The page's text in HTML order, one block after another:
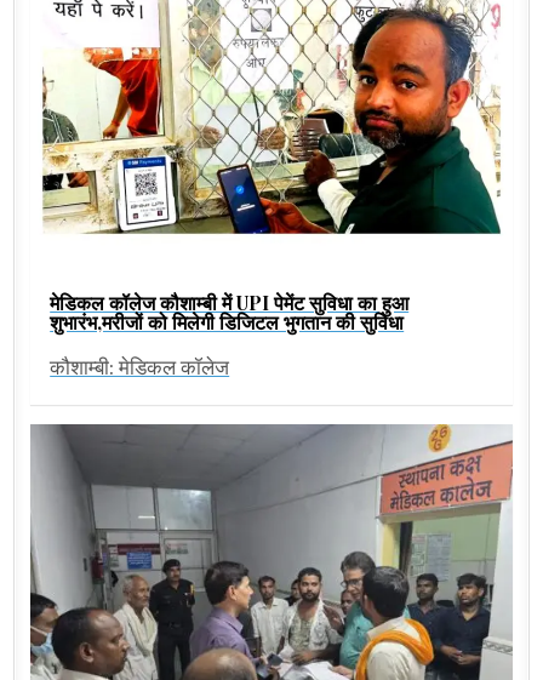
मेडिकल कॉलेज कौशाम्बी में UPI पेमेंट सुविधा का हुआ
शुभारंभ,मरीजों को मिलेगी डिजिटल भुगतान की सुविधा
कौशाम्बी: मेडिकल कॉलेज